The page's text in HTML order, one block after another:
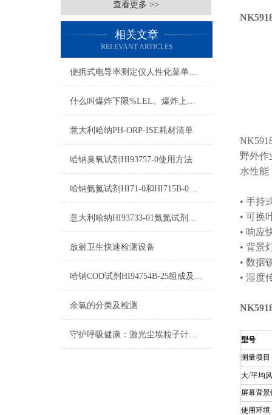
查看更多 >>
相关文章
RELEVANT ARTICLES
便携式电导率测定仪人性化菜单设计与自动报错提示
什么叫爆炸下限%LEL、爆炸上限%UEL、爆炸极限？
意大利哈纳PH-ORP-ISE耗材清单
哈钠臭氧试剂HI93757-0使用方法
哈钠氨氮试剂HI71-0和HI715B-0使用方法
意大利哈纳HI93733-01氨氮试剂参数及图片
放射卫生快速检测设备
哈钠COD试剂HI94754B-25组成及测量范围
余氯的分类及检测
守护呼吸健康：激光尘埃粒子计数器在洁净环境中的应用
野外作
水性能
• 手持
• 可换
• 响应
• 背景
• 数据
• 湿度
型号
测量项目
大/平均
屏幕背景
使用环境